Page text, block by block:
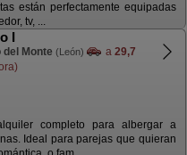
están perfectamente equipadas
tv, ...
I
del Monte (León) a 29,7
completo para albergar a
Ideal para parejas que quieran